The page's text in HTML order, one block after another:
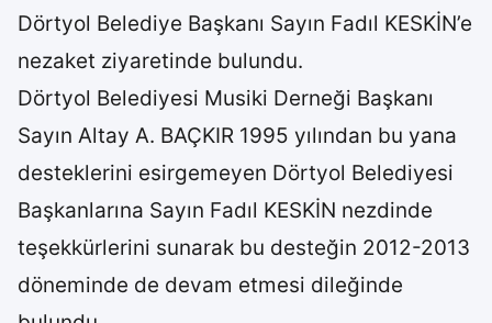
Dörtyol Belediye Başkanı Sayın Fadıl KESKİN’e
nezaket ziyaretinde bulundu.
Dörtyol Belediyesi Musiki Derneği Başkanı
Sayın Altay A. BAÇKIR 1995 yılından bu yana
desteklerini esirgemeyen Dörtyol Belediyesi
Başkanlarına Sayın Fadıl KESKİN nezdinde
teşekkürlerini sunarak bu desteğin 2012-2013
döneminde de devam etmesi dileğinde